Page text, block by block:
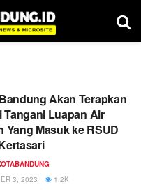
Akan Terapkan
Tangani Luapan Air
Yang Masuk ke RSUD
3, 2023
1.2K